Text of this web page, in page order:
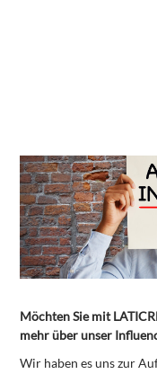
Möchten Sie mit
mehr über unser
Wir haben es uns zur